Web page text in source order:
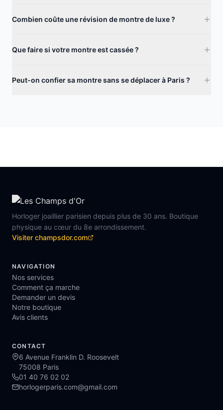
Combien coûte une révision de montre de luxe ?
Que faire si votre montre est cassée ?
Peut-on confier sa montre sans se déplacer à Paris ?
Horloger joaillier parisien depuis plus de 30 ans. Boutique
physique au cœur du 8e arrondissement.
Visiter champsdor.com
NAVIGATION
Nos services
Comment ça marche
Demander un devis
Notre boutique
Avis clients
CONTACT
6 Avenue Franklin D. Roosevelt
75008 Paris
01 40 76 02 02
horlogerparis.com@gmail.com